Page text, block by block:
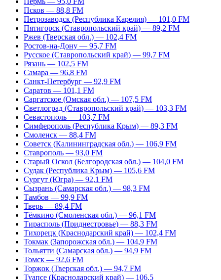
Псков — 88,8 FM
Петрозаводск (Республика Карелия) — 101,0 FM
Пятигорск (Ставропольский край) — 89,2 FM
Ржев (Тверская обл.) — 102,4 FM
Ростов-на-Дону — 95,7 FM
Русское (Ставропольский край) — 99,7 FM
Рязань — 102,5 FM
Самара — 96,8 FM
Санкт-Петербург — 92,9 FM
Саратов — 101,1 FM
Саргатское (Омская обл.) — 107,5 FM
Светлоград (Ставропольский край) — 103,3 FM
Севастополь — 103,7 FM
Симферополь (Республика Крым) — 89,3 FM
Смоленск — 88,4 FM
Советск (Калининградская обл.) — 106,9 FM
Ставрополь — 93,0 FM
Старый Оскол (Белгородская обл.) — 104,0 FM
Судак (Республика Крым) — 105,6 FM
Сургут (Югра) — 92,1 FM
Сызрань (Самарская обл.) — 98,3 FM
Тамбов — 99,9 FM
Тверь — 89,4 FM
Тёмкино (Смоленская обл.) — 96,1 FM
Тирасполь (Приднестровье) — 88,3 FM
Тихорецк (Краснодарский край) — 102,4 FM
Токмак (Запорожская обл.) — 104,9 FM
Тольятти (Самарская обл.) — 94,9 FM
Томск — 92,6 FM
Торжок (Тверская обл.) — 94,7 FM
Туапсе (Краснодарский край) — 106,5